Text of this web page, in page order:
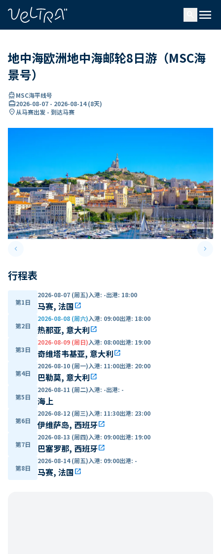
menu
地中海欧洲地中海邮轮8日游（MSC海
景号）
directions_boatMSC海平线号
card_travel2026-08-07 - 2026-08-14(8天)
location_on从马赛出发 - 到达马赛
keyboard_arrow_leftPrevious slide keyboard_arrow_right
行程表
第1日
2026-08-07 (周五)入港: -出港: 18:00
马赛, 法国open_in_new
第2日
2026-08-08 (周六)入港: 09:00出港: 18:00
热那亚, 意大利open_in_new
第3日
2026-08-09 (周日)入港: 08:00出港: 19:00
奇维塔韦基亚, 意大利open_in_new
第4日
2026-08-10 (周一)入港: 11:00出港: 20:00
巴勒莫, 意大利open_in_new
第5日
2026-08-11 (周二)入港: -出港: -
海上
第6日
2026-08-12 (周三)入港: 11:30出港: 23:00
伊维萨岛, 西班牙open_in_new
第7日
2026-08-13 (周四)入港: 09:00出港: 19:00
巴塞罗那, 西班牙open_in_new
第8日
2026-08-14 (周五)入港: 09:00出港: -
马赛, 法国open_in_new